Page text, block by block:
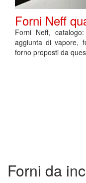
Forni Neff
Forni Neff,
aggiunta di vapore,
forno proposti da
Forni da